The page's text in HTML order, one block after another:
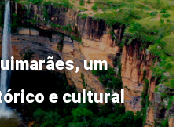
um
e cultural